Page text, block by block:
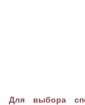
Для выбора